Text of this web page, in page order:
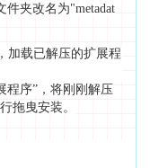
件夹改名为"metadat
加载已解压的扩展程
程序”，将刚刚解压
拖曳安装。